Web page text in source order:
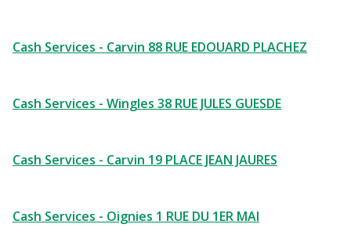
Cash Services - Carvin 88 RUE EDOUARD PLACHEZ
Cash Services - Wingles 38 RUE JULES GUESDE
Cash Services - Carvin 19 PLACE JEAN JAURES
Cash Services - Oignies 1 RUE DU 1ER MAI